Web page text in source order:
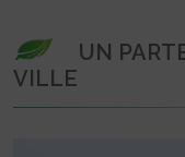
UN
VILLE